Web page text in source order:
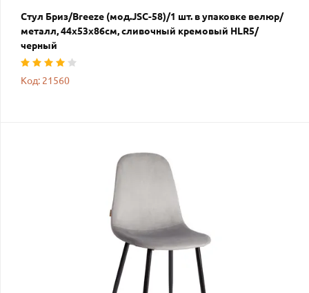
Стул Бриз/Breeze (мод.JSC-58)/1 шт. в упаковке велюр/
металл, 44х53х86см, сливочный кремовый HLR5/
черный
Код: 21560